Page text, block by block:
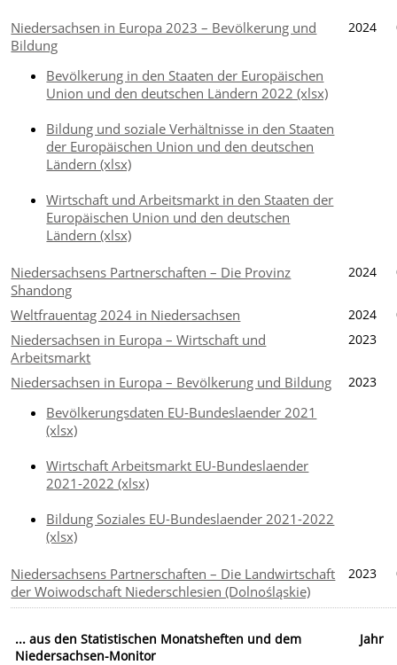
Niedersachsen in Europa 2023 – Bevölkerung und
Bildung
Bevölkerung in den Staaten der Europäischen
Union und den deutschen Ländern 2022 (xlsx)
Bildung und soziale Verhältnisse in den Staaten
der Europäischen Union und den deutschen
Ländern (xlsx)
Wirtschaft und Arbeitsmarkt in den Staaten der
Europäischen Union und den deutschen
Ländern (xlsx)
2024
Niedersachsens Partnerschaften – Die Provinz
Shandong
2024
Weltfrauentag 2024 in Niedersachsen 2024
Niedersachsen in Europa – Wirtschaft und
Arbeitsmarkt
2023
Niedersachsen in Europa – Bevölkerung und Bildung
Bevölkerungsdaten EU-Bundeslaender 2021
(xlsx)
Wirtschaft Arbeitsmarkt EU-Bundeslaender
2021-2022 (xlsx)
Bildung Soziales EU-Bundeslaender 2021-2022
(xlsx)
2023
Niedersachsens Partnerschaften – Die Landwirtschaft
der Woiwodschaft Niederschlesien (Dolnośląskie)
2023
... aus den Statistischen Monatsheften und dem
Niedersachsen-Monitor
Jahr